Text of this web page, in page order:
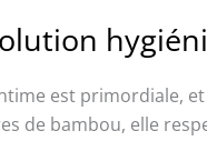
est primordiale,
de bambou, elle